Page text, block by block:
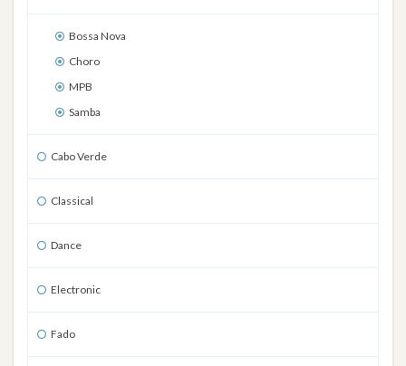
Bossa Nova
Choro
MPB
Samba
Cabo Verde
Classical
Dance
Electronic
Fado